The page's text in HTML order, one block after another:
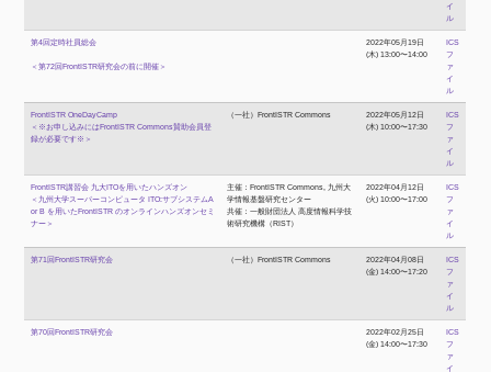
イ
ル
第4回定時社員総会
＜第72回FrontISTR研究会の前に開催＞
2022年05月19日
(木) 13:00〜14:00
ICS
フ
ァ
イ
ル
FrontISTR OneDayCamp
＜※お申し込みにはFrontISTR Commons賛助会員登
録が必要です※＞
（一社）FrontISTR Commons
2022年05月12日
(木) 10:00〜17:30
ICS
フ
ァ
イ
ル
FrontISTR講習会 九大ITOを用いたハンズオン
＜九州大学スーパーコンピュータ ITO:サブシステムA
or B を用いたFrontISTR のオンラインハンズオンセミ
ナー＞
主催：FrontISTR Commons, 九州大
学情報基盤研究センター
共催：一般財団法人 高度情報科学技
術研究機構（RIST）
2022年04月12日
(火) 10:00〜17:00
ICS
フ
ァ
イ
ル
第71回FrontISTR研究会 （一社）FrontISTR Commons
2022年04月08日
(金) 14:00〜17:20
ICS
フ
ァ
イ
ル
第70回FrontISTR研究会
2022年02月25日
(金) 14:00〜17:30
ICS
フ
ァ
イ